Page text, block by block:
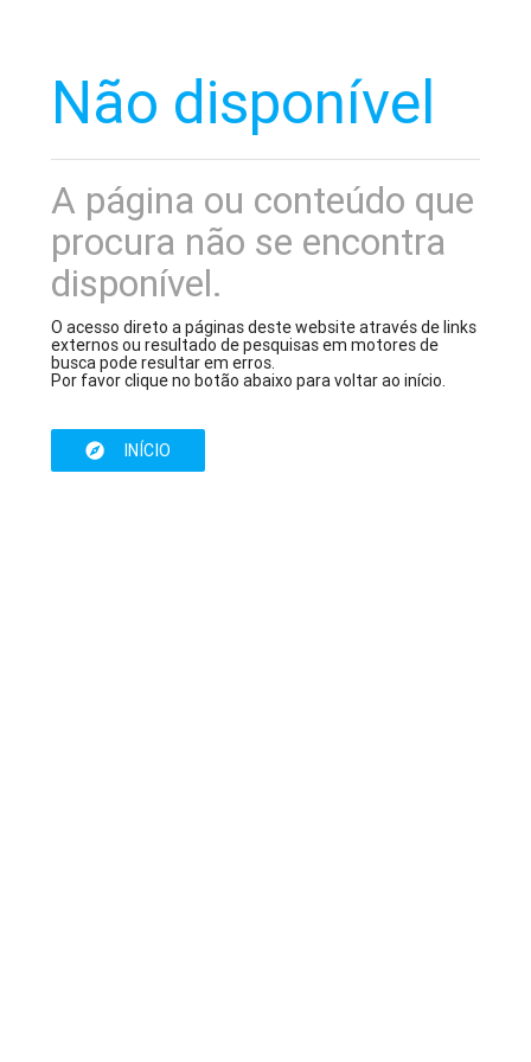
Não disponível
A página ou conteúdo que
procura não se encontra
disponível.
O acesso direto a páginas deste website através de links
externos ou resultado de pesquisas em motores de
busca pode resultar em erros.
Por favor clique no botão abaixo para voltar ao início.
INÍCIO